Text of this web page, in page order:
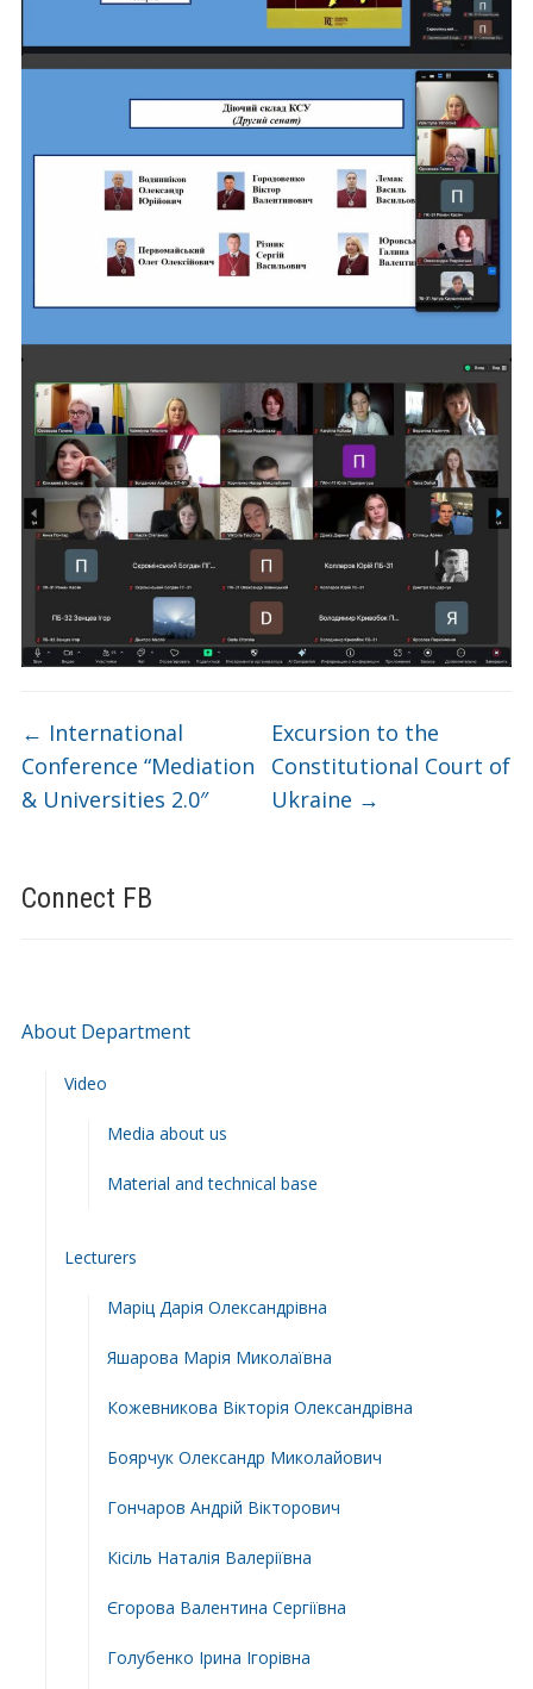
Connect FB
About Department
Video
Media about us
Material and technical base
Lecturers
Маріц Дарія Олександрівна
Яшарова Марія Миколаївна
Кожевникова Вікторія Олександрівна
Боярчук Олександр Миколайович
Гончаров Андрій Вікторович
Кісіль Наталія Валеріївна
Єгорова Валентина Сергіївна
Голубенко Ірина Ігорівна
← International
Conference “Mediation
& Universities 2.0″
Excursion to the
Constitutional Court of
Ukraine →